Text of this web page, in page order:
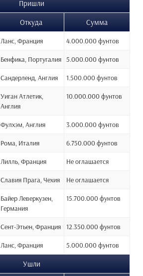
Пришли
Откуда Сумма
Ланс, Франция 4.000.000 фунтов
Бенфика, Португалия 5.000.000 фунтов
Сандерленд, Англия 1.500.000 фунтов
Уиган Атлетик,
Англия
10.000.000 фунтов
Фулхэм, Англия 3.000.000 фунтов
Рома, Италия 6.750.000 фунтов
Лилль, Франция Не оглашается
Славия Прага, Чехия Не оглашается
Байер Леверкузен,
Германия
15.700.000 фунтов
Сент-Этьен, Франция 12.350.000 фунтов
Ланс, Франция 5.000.000 фунтов
Ушли